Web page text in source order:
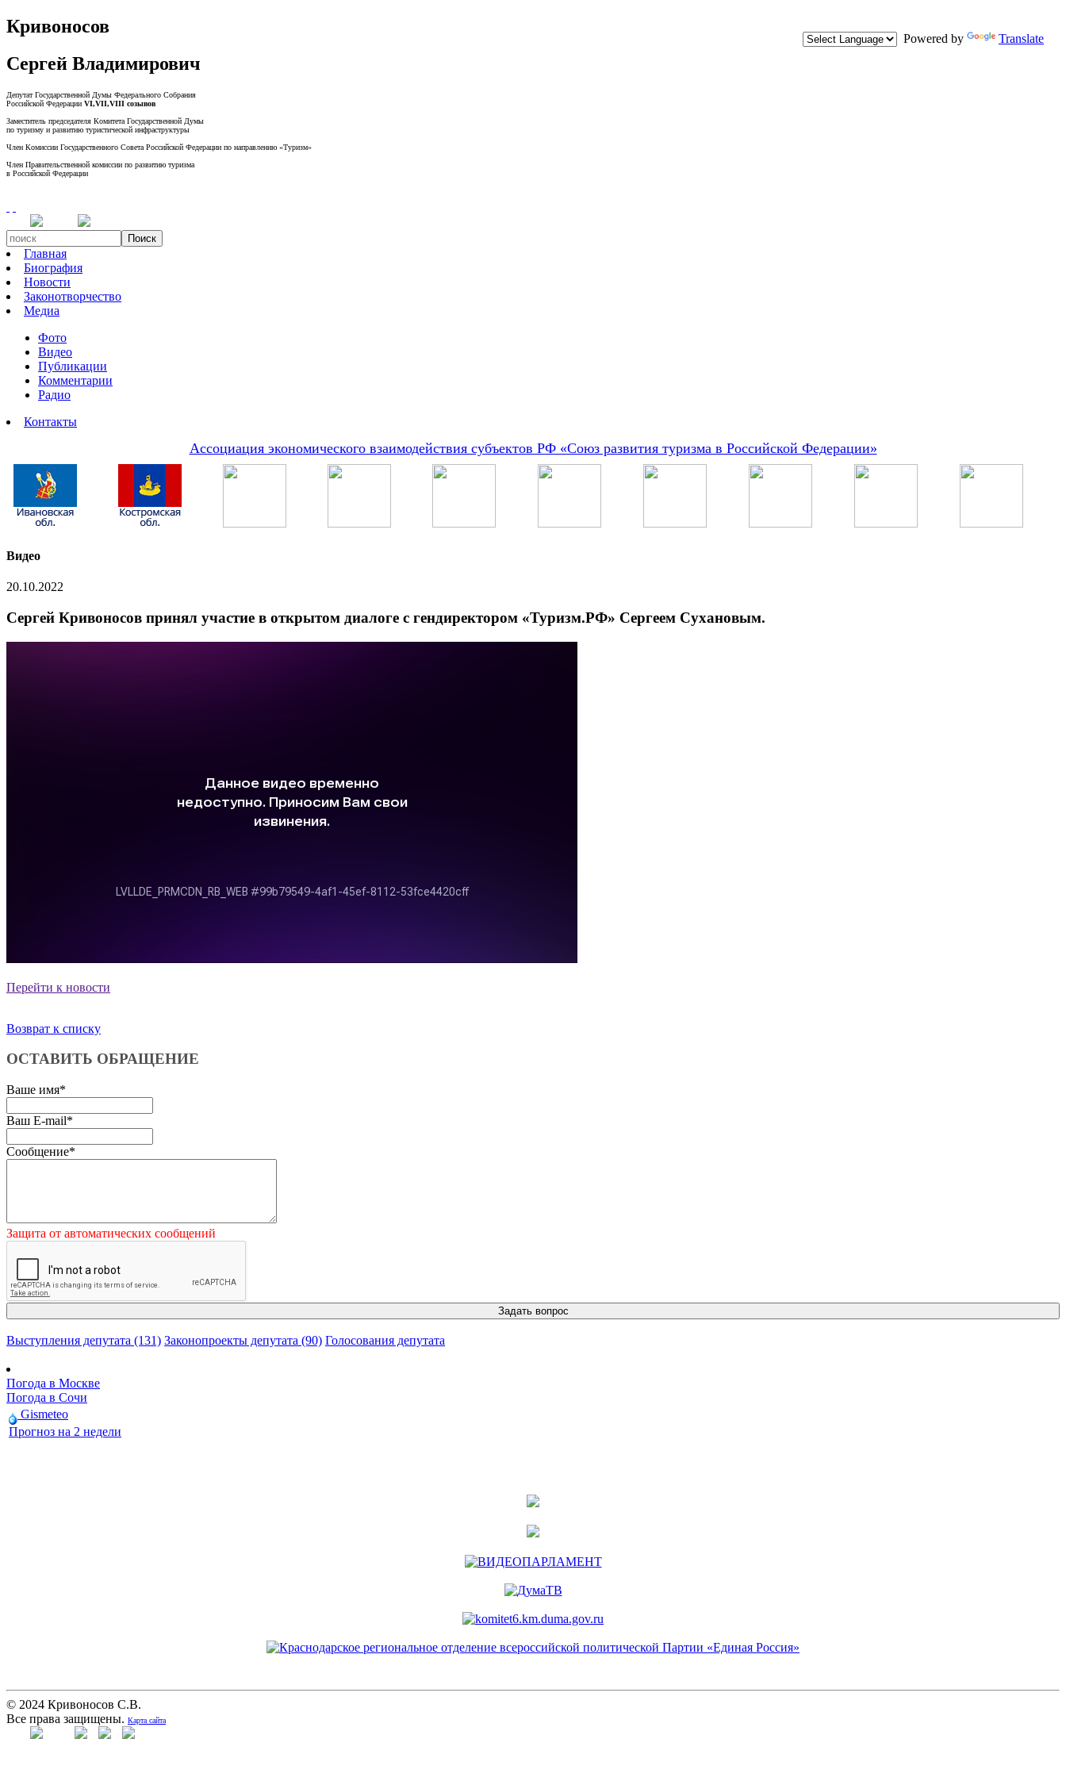
Powered by Translate
Кривоносов
Сергей Владимирович
Депутат Государственной Думы Федерального Собрания
Российской Федерации VI,VII,VIII созывов
Заместитель председателя Комитета Государственной Думы
по туризму и развитию туристической инфраструктуры
Член Комиссии Государственного Совета Российской Федерации по направлению «Туризм»
Член Правительственной комиссии по развитию туризма
в Российской Федерации
Поиск
Главная
Биография
Новости
Законотворчество
Медиа
Фото
Видео
Публикации
Комментарии
Радио
Контакты
Ассоциация экономического взаимодействия субъектов РФ «Союз развития туризма в Российской Федерации»
Видео
20.10.2022
Сергей Кривоносов принял участие в открытом диалоге с гендиректором «Туризм.РФ» Сергеем Сухановым.
Перейти к новости
Возврат к списку
ОСТАВИТЬ ОБРАЩЕНИЕ
Ваше имя*
Ваш E-mail*
Сообщение*
Защита от автоматических сообщений
Выступления депутата (131) Законопроекты депутата (90) Голосования депутата
Погода в Москве
Погода в Сочи
Gismeteo
Прогноз на 2 недели
© 2024 Кривоносов С.В.
Все права защищены. Карта сайта